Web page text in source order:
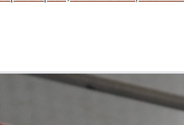
масла (без необходимости
баллоне). - Принтер в
под российский
ресурсом - Блокировка весов
сброс
пользователя - Простое
в помпе - Установка